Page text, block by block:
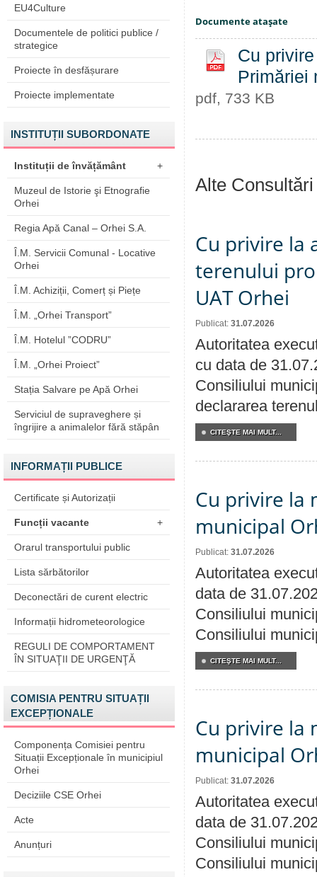
EU4Culture
Documentele de politici publice /
strategice
Proiecte în desfășurare
Proiecte implementate
INSTITUȚII SUBORDONATE
Instituții de învățământ +
Muzeul de Istorie şi Etnografie
Orhei
Regia Apă Canal – Orhei S.A.
Î.M. Servicii Comunal - Locative
Orhei
Î.M. Achiziții, Comerț și Piețe
Î.M. „Orhei Transport”
Î.M. Hotelul ”CODRU”
Î.M. „Orhei Proiect”
Stația Salvare pe Apă Orhei
Serviciul de supraveghere și
îngrijire a animalelor fără stăpân
INFORMAȚII PUBLICE
Certificate și Autorizații
Funcții vacante +
Orarul transportului public
Lista sărbătorilor
Deconectări de curent electric
Informații hidrometeorologice
REGULI DE COMPORTAMENT
ÎN SITUAŢII DE URGENŢĂ
COMISIA PENTRU SITUAȚII
EXCEPȚIONALE
Componența Comisiei pentru
Situații Excepționale în municipiul
Orhei
Deciziile CSE Orhei
Acte
Anunțuri
Documente ataşate
Cu
Primăriei
pdf, 733 KB
Alte
Cu privire la
terenului
UAT Orhei
Publicat: 31.07.2026
Autoritatea
cu data de
Consiliului
declararea
CITEŞTE MAI MULT...
Cu privire la
municipal
Publicat: 31.07.2026
Autoritatea
data de
Consiliului
Consiliului
CITEŞTE MAI MULT...
Cu privire la
municipal
Publicat: 31.07.2026
Autoritatea
data de
Consiliului
Consiliului